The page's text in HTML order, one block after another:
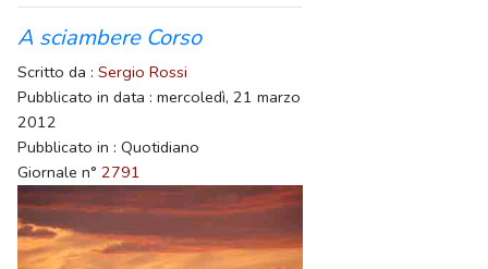
A sciambere Corso
Scritto da : Sergio Rossi
Pubblicato in data : mercoledì, 21 marzo
2012
Pubblicato in : Quotidiano
Giornale n° 2791